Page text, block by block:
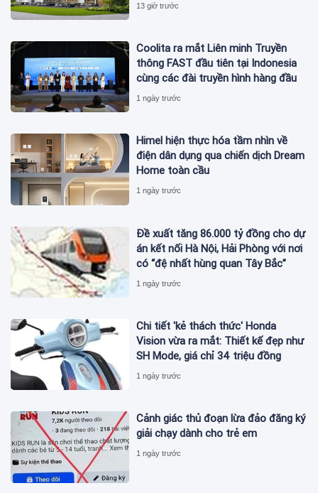
13 giờ trước
Coolita ra mắt Liên minh Truyền
thông FAST đầu tiên tại Indonesia
cùng các đài truyền hình hàng đầu
1 ngày trước
Himel hiện thực hóa tầm nhìn về
điện dân dụng qua chiến dịch Dream
Home toàn cầu
1 ngày trước
Đề xuất tăng 86.000 tỷ đồng cho dự
án kết nối Hà Nội, Hải Phòng với nơi
có “đệ nhất hùng quan Tây Bắc”
1 ngày trước
Chi tiết 'kẻ thách thức' Honda
Vision vừa ra mắt: Thiết kế đẹp như
SH Mode, giá chỉ 34 triệu đồng
1 ngày trước
Cảnh giác thủ đoạn lừa đảo đăng ký
giải chạy dành cho trẻ em
1 ngày trước